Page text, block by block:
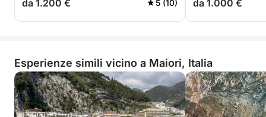
da 1.200 € 5 (10) da 1.000 €
Esperienze simili vicino a Maiori, Italia